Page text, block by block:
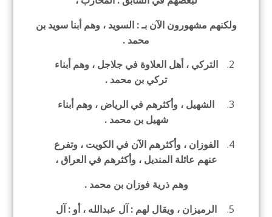
ولكنهم مشهورون الآن بـ : السويد ، وهم أبنا سويد بن
محمد .
التركي ، أهل العلاوة في جلاجل ، وهم أبناء
تركي بن محمد .
الشهيل ، وأكثرهم في الرياض ، وهم أبناء
شهيل بن محمد .
الفوزان ، وأكثرهم الآن في الكويت ، وتفرع
عنهم عائلة المنديل ، وأكثرهم في العراق ،
وهم ذرية فوزان بن محمد .
الرميزان ، ويقال لهم : آل عبدالله ، أو : آل